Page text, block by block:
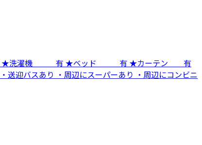
庫 有 ★洗濯機 有 ★ベッド 有 ★カーテン 有
バスあり ・周辺にスーパーあり ・周辺にコンビニ